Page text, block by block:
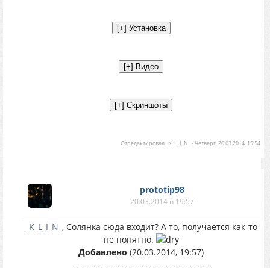
Отредактировал _K_L_I_N_ -Четверг, 20.03.2014, 19:54
prototip98
20.03.2014 в 19:57
_K_L_I_N_ , Солянка сюда входит? А то, получается как-то
не понятно.
Добавлено (20.03.2014, 19:57)
---------------------------------------------